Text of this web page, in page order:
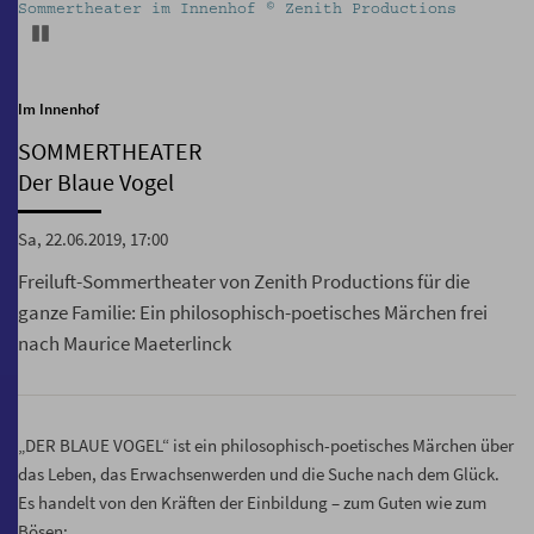
Sommertheater im Innenhof © Zenith Productions
Im Innenhof
SOMMERTHEATER
Der Blaue Vogel
Sa, 22.06.2019, 17:00
Freiluft-Sommertheater von Zenith Productions für die
ganze Familie: Ein philosophisch-poetisches Märchen frei
nach Maurice Maeterlinck
„DER BLAUE VOGEL“ ist ein philosophisch-poetisches Märchen über
das Leben, das Erwachsenwerden und die Suche nach dem Glück.
Es handelt von den Kräften der Einbildung – zum Guten wie zum